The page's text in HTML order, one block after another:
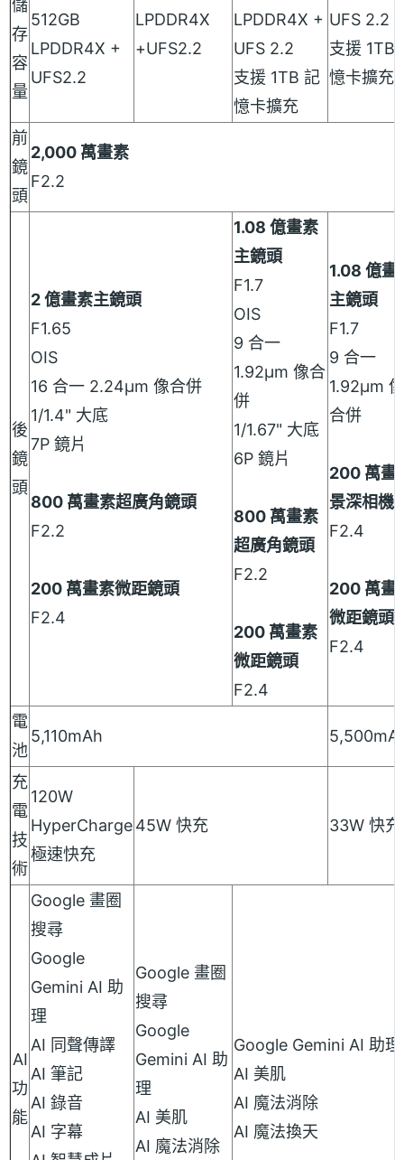
儲
存
容
量
512GB
LPDDR4X +
UFS2.2
LPDDR4X
+UFS2.2
LPDDR4X +
UFS 2.2
支援 1TB 記
憶卡擴充
UFS 2.2
支援 1TB
憶卡擴充
前
鏡
頭
2,000 萬畫素
F2.2
後
鏡
頭
2 億畫素主鏡頭
F1.65
OIS
16 合一 2.24µm 像合併
1/1.4" 大底
7P 鏡片
800 萬畫素超廣角鏡頭
F2.2
200 萬畫素微距鏡頭
F2.4
1.08 億畫素
主鏡頭
F1.7
OIS
9 合一
1.92μm 像合
併
1/1.67" 大底
6P 鏡片
800 萬畫素
超廣角鏡頭
F2.2
200 萬畫素
微距鏡頭
F2.4
1.08 億畫
主鏡頭
F1.7
9 合一
1.92μm 像
合併
200 萬畫
景深相機
F2.4
200 萬畫
微距鏡頭
F2.4
電
池
5,110mAh
充
電
技
術
120W
HyperCharge
極速快充
45W 快充 33W 快充
AI
功
能
Google 畫圈
搜尋
Google
Gemini AI 助
理
AI 同聲傳譯
AI 筆記
AI 錄音
AI 字幕
Google 畫圈
搜尋
Google
Gemini AI 助
理
AI 美肌
AI 魔法消除
Google Gemini AI 助理
AI 美肌
AI 魔法消除
AI 魔法換天